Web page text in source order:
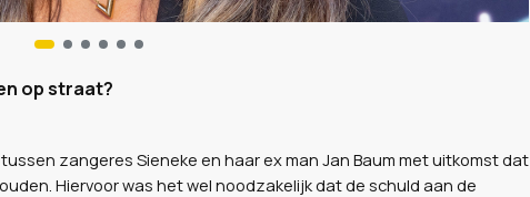
op straat?
zangeres Sieneke en haar ex man Jan Baum met uitkomst dat
Hiervoor was het wel noodzakelijk dat de schuld aan de